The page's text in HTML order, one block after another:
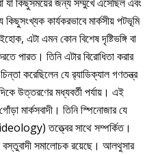
যা কিছুসময়ের জন্য সম্মুখে এসেছিল এবং
কিছুসংখ্যক কার্যকরভাবে মার্কসীয় পটভূমি
এটা এমন কোন বিশেষ দৃষ্টিভঙ্গি বা
পারত। তিনি এটার বিরোধিতা করার
করেছিলেন যে র‍্যাডিক্যাল গণতন্ত্র
উত্তরণের মধ্যবর্তী পর্যায়। এই
মার্কসবাদী। তিনি স্পিনোজার যে
তত্ত্বের সাথে সম্পর্কিত।
বস্তুবাদী সমালোচক রয়েছে। আলথুসার